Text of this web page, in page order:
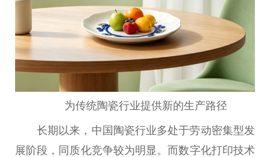
为传统陶瓷行业提供新的生产路径
长期以来，中国陶瓷行业多处于劳动密集型发
展阶段，同质化竞争较为明显。而数字化打印技术